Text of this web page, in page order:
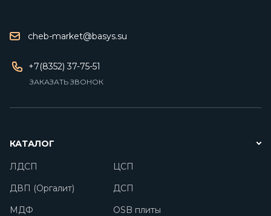
cheb-market@basys.su
+7(8352) 37-75-51
ЗАКАЗАТЬ ЗВОНОК
КАТАЛОГ
ЛДСП
ЦСП
ДВП (Оргалит)
ДСП
МДФ
OSB плиты